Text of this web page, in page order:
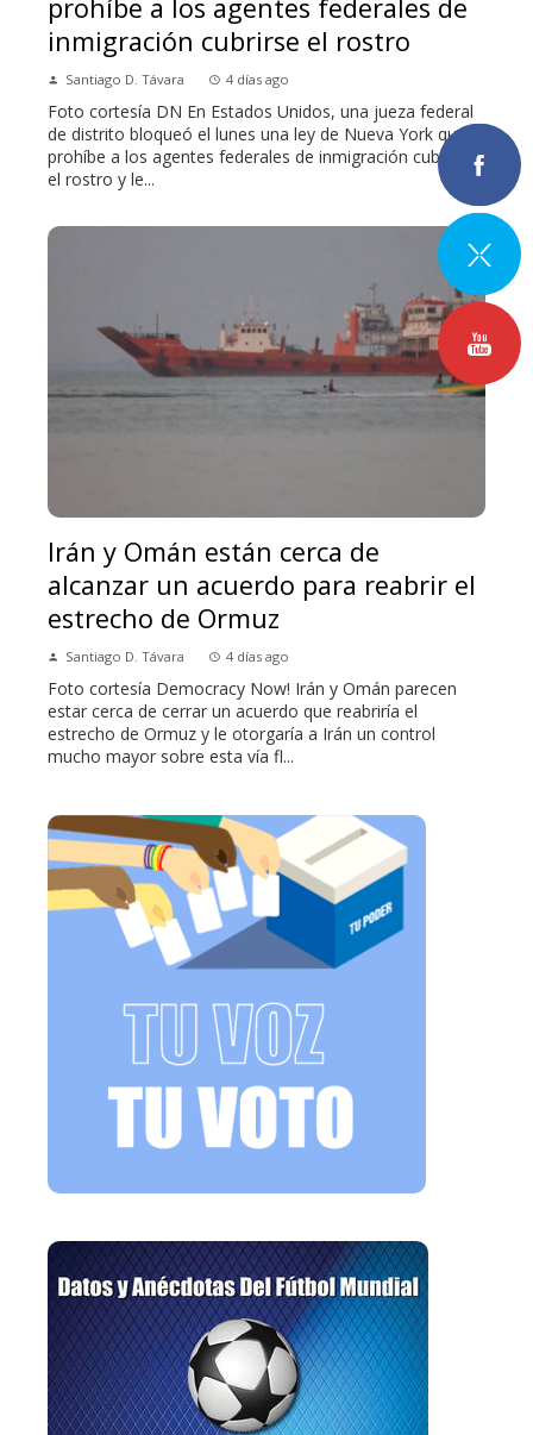
prohíbe a los agentes federales de
inmigración cubrirse el rostro
Santiago D. Távara 4 días ago
Foto cortesía DN En Estados Unidos, una jueza federal
de distrito bloqueó el lunes una ley de Nueva York que
prohíbe a los agentes federales de inmigración cubrirse
el rostro y le...
Irán y Omán están cerca de
alcanzar un acuerdo para reabrir el
estrecho de Ormuz
Santiago D. Távara 4 días ago
Foto cortesía Democracy Now! Irán y Omán parecen
estar cerca de cerrar un acuerdo que reabriría el
estrecho de Ormuz y le otorgaría a Irán un control
mucho mayor sobre esta vía fl...